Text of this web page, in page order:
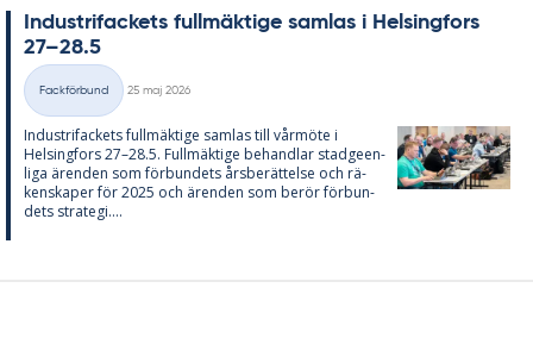
In­du­stri­fac­kets full­mäk­ti­ge sam­las i Helsing­fors
27–28.5
Kategorier
Fackförbund
25 maj 2026
In­du­stri­fac­kets full­mäk­ti­ge sam­las till vår­möte i
Helsing­fors 27–28.5. Full­mäk­ti­ge be­hand­lar stad­ge­en­
li­ga ären­den som för­bun­dets års­be­rät­tel­se och rä­
ken­ska­per för 2025 och ären­den som be­rör för­bun­
dets stra­te­gi....